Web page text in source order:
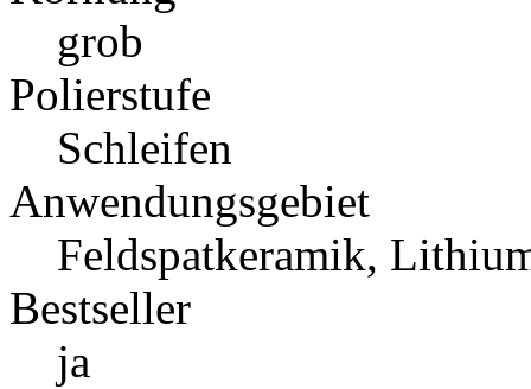
grob
Polierstufe
Schleifen
Anwendungsgebiet
Feldspatkeramik,
Bestseller
ja